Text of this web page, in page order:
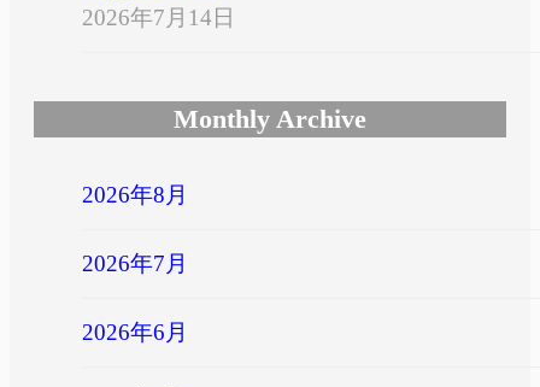
2026年7月14日
Monthly Archive
2026年8月
2026年7月
2026年6月